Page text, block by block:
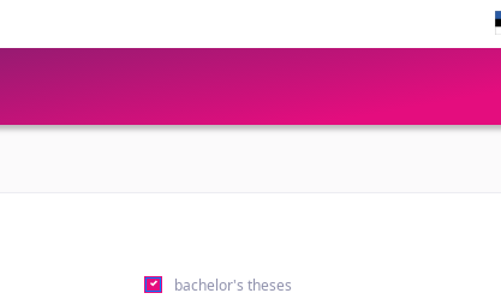
bachelor's theses